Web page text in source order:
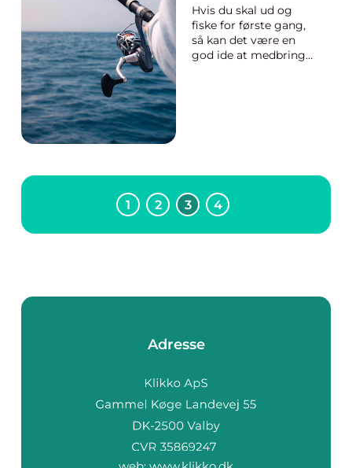
forhold som gør at
man er fanget i
forholdet...
Hvis du skal ud og
fiske for første gang,
så kan det være en
god ide at medbringe
panik. Du får her en
liste med t...
1 2 3 4
Adresse